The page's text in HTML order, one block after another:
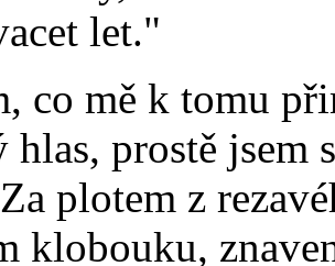
let."
co mě k tomu
hlas, prostě jsem
plotem z
klobouku,